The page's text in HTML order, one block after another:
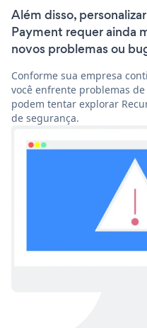
Além disso,
Payment requer ainda
novos problemas ou
Conforme sua empresa
você enfrente problemas
podem tentar explorar
de segurança.